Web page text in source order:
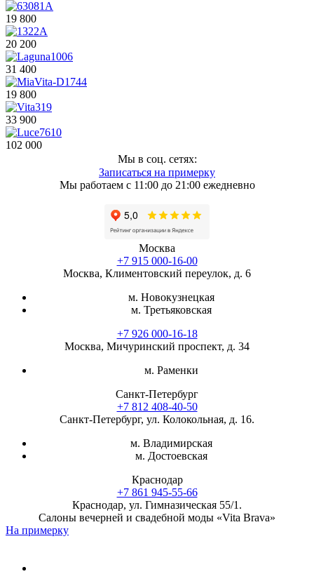
19 800
20 200
31 400
19 800
33 900
102 000
Мы в соц. сетях:
Записаться на примерку
Мы работаем с 11:00 до 21:00 ежедневно
Москва
+7 915 000-16-00
Москва, Климентовский переулок, д. 6
м. Новокузнецкая
м. Третьяковская
+7 926 000-16-18
Москва, Мичуринский проспект, д. 34
м. Раменки
Санкт-Петербург
+7 812 408-40-50
Санкт-Петербург, ул. Колокольная, д. 16.
м. Владимирская
м. Достоевская
Краснодар
+7 861 945-55-66
Краснодар, ул. Гимназическая 55/1.
Салоны вечерней и свадебной моды «Vita Brava»
На примерку